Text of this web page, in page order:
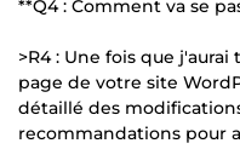
**Q4 : Comment va se
>R4 : Une fois que
page de votre site
détaillé des
recommandations pour